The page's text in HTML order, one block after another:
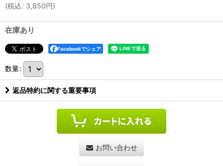
(税込: 3,850円)
在庫あり
Facebookでシェア
数量:
返品特約に関する重要事項
お問い合わせ